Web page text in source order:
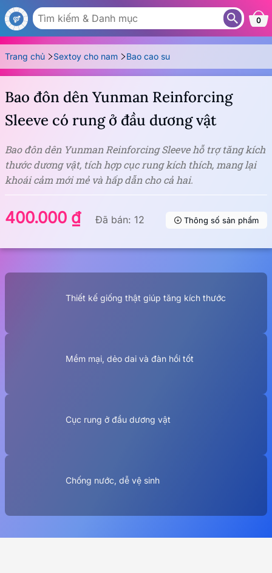
0
Trang chủ Sextoy cho nam Bao cao su
400.000 ₫ Đã bán: 12 Thông số sản phẩm
Bao đôn dên Yunman Reinforcing
Sleeve có rung ở đầu dương vật
Bao đôn dên Yunman Reinforcing Sleeve hỗ trợ tăng kích
thước dương vật, tích hợp cục rung kích thích, mang lại
khoái cảm mới mẻ và hấp dẫn cho cả hai.
Thiết kế giống thật giúp tăng kích thước
Mềm mại, dẻo dai và đàn hồi tốt
Cục rung ở đầu dương vật
Chống nước, dễ vệ sinh